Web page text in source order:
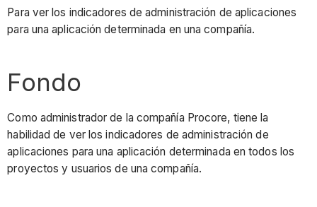
Para ver los indicadores de administración de aplicaciones
para una aplicación determinada en una compañía.
Fondo
Como administrador de la compañía Procore, tiene la
habilidad de ver los indicadores de administración de
aplicaciones para una aplicación determinada en todos los
proyectos y usuarios de una compañía.